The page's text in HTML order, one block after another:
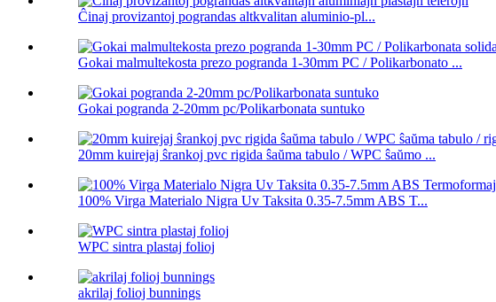
Ĉinaj provizantoj pograndas altkvalitan aluminio-pl...
Gokai malmultekosta prezo pogranda 1-30mm PC / Polikarbonato ...
Gokai pogranda 2-20mm pc/Polikarbonata suntuko
20mm kuirejaj ŝrankoj pvc rigida ŝaŭma tabulo / WPC ŝaŭmo ...
100% Virga Materialo Nigra Uv Taksita 0.35-7.5mm ABS T...
WPC sintra plastaj folioj
akrilaj folioj bunnings